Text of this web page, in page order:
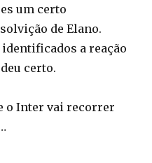
um certo
de Elano.
a reação
certo.
o Inter vai recorrer